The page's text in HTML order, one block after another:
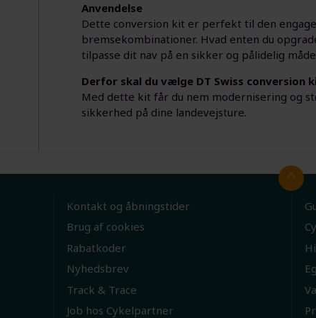
Anvendelse
Dette conversion kit er perfekt til den
bremsekombinationer. Hvad enten du
tilpasse dit nav på en sikker og pålidelig
Derfor skal du vælge DT Swiss conversion
Med dette kit får du nem modernisering og
sikkerhed på dine landevejsture.
Kontakt og åbningstider
Brug af cookies
Rabatkoder
Nyhedsbrev
Track & Trace
Job hos Cykelpartner